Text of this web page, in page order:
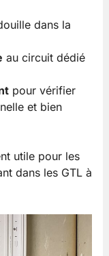
dans la
au circuit dédié
pour vérifier
et bien
utile pour les
dans les GTL à